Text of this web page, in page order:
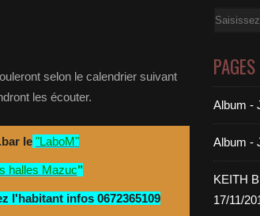
selon le calendrier suivant
les écouter.
le "LaboM"
halles Mazuc"
l'habitant infos 0672365109
Email
PAGES
Album -
Album -
KEITH
17/11/